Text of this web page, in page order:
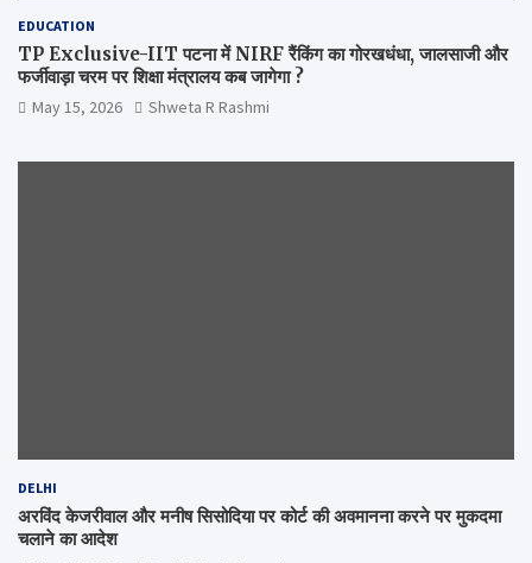
EDUCATION
TP Exclusive-IIT पटना में NIRF रैंकिंग का गोरखधंधा, जालसाजी और
फर्जीवाड़ा चरम पर शिक्षा मंत्रालय कब जागेगा ?
May 15, 2026 Shweta R Rashmi
DELHI
अरविंद केजरीवाल और मनीष सिसोदिया पर कोर्ट की अवमानना करने पर मुकदमा
चलाने का आदेश